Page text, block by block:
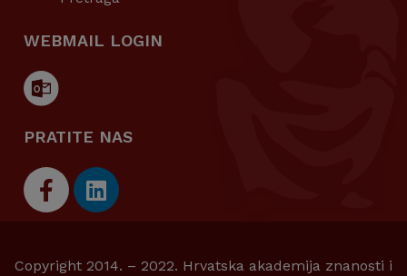
WEBMAIL LOGIN
PRATITE NAS
Copyright 2014. – 2022. Hrvatska akademija znanosti i